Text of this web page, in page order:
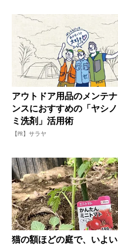
アウトドア用品のメンテナ
ンスにおすすめの「ヤシノ
ミ洗剤」活用術
【PR】サラヤ
猫の額ほどの庭で、いよい